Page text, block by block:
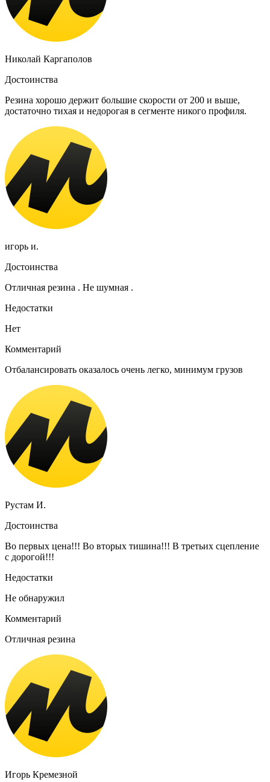
Николай Каргаполов
Достоинства
Резина хорошо держит большие скорости от 200 и выше,
достаточно тихая и недорогая в сегменте никого профиля.
игорь и.
Достоинства
Отличная резина . Не шумная .
Недостатки
Нет
Комментарий
Отбалансировать оказалось очень легко, минимум грузов
Рустам И.
Достоинства
Во первых цена!!! Во вторых тишина!!! В третьих сцепление
с дорогой!!!
Недостатки
Не обнаружил
Комментарий
Отличная резина
Игорь Кремезной